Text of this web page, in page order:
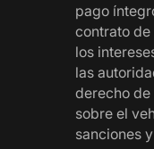
pago
contrato
los
las
derecho
sobre el
sanciones